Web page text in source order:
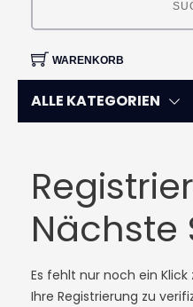
WARENKORB
ALLE KATEGORIEN
Nächste
Es fehlt nur noch ein Klick
Ihre Registrierung zu